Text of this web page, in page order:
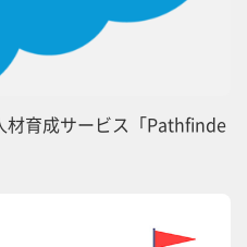
材育成サービス「Pathfinde